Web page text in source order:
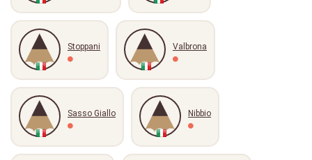
Stoppani Valbrona
Sasso Giallo Nibbio